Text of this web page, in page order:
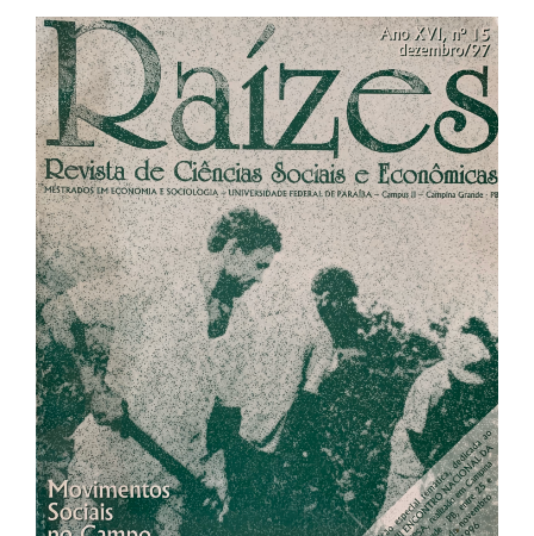
Barra
lateral
de
artigos